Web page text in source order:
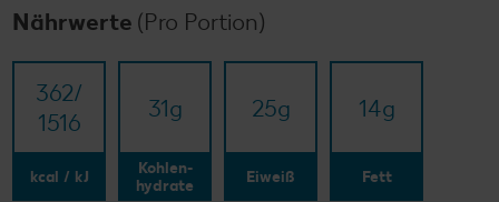
Nährwerte (Pro Portion)
362/​
1516
kcal / kJ
31g
Kohlen-
hydrate
25g
Eiweiß
14g
Fett